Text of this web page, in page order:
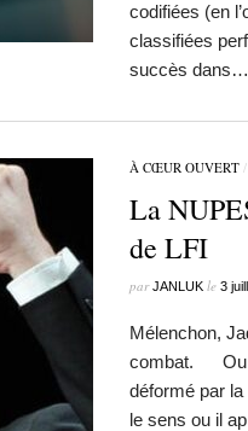
codifiées (en
classifiées
succès dans…
À CŒUR OUVERT
La
de LFI
parJANLUK le 3
Mélenchon,
combat. Oui
déformé par
le sens ou il